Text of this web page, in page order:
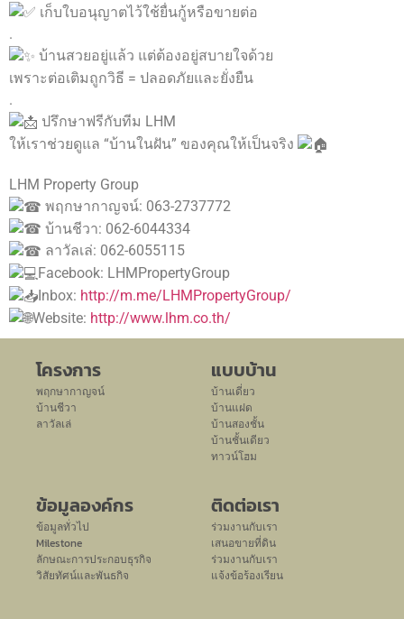
เก็บใบอนุญาตไว้ใช้ยื่นกู้หรือขายต่อ
.
บ้านสวยอยู่แล้ว แต่ต้องอยู่สบายใจด้วย
เพราะต่อเติมถูกวิธี = ปลอดภัยและยั่งยืน
.
ปรึกษาฟรีกับทีม LHM
ให้เราช่วยดูแล “บ้านในฝัน” ของคุณให้เป็นจริง
LHM Property Group
พฤกษากาญจน์: 063-2737772
บ้านชีวา: 062-6044334
ลาวัลเล่: 062-6055115
Facebook: LHMPropertyGroup
Inbox: http://m.me/LHMPropertyGroup/
Website: http://www.lhm.co.th/
โครงการ
พฤกษากาญจน์
บ้านชีวา
ลาวัลเล่
แบบบ้าน
บ้านเดี่ยว
บ้านแฝด
บ้านสองชั้น
บ้านชั้นเดียว
ทาวน์โฮม
ข้อมูลองค์กร
ข้อมูลทั่วไป
Milestone
ลักษณะการประกอบธุรกิจ
วิสัยทัศน์และพันธกิจ
ติดต่อเรา
ร่วมงานกับเรา
เสนอขายที่ดิน
ร่วมงานกับเรา
แจ้งข้อร้องเรียน